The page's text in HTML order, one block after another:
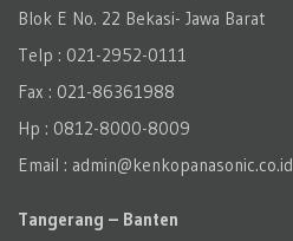
Blok E No. 22 Bekasi- Jawa Barat
Telp : 021-2952-0111
Fax : 021-86361988
Hp : 0812-8000-8009
Email : admin@kenkopanasonic.co.id
Tangerang – Banten